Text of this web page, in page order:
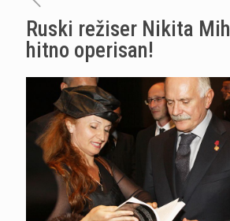
Ruski režiser Nikita
hitno operisan!